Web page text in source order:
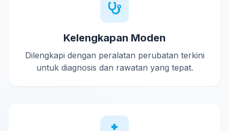
Kelengkapan Moden
Dilengkapi dengan peralatan perubatan terkini
untuk diagnosis dan rawatan yang tepat.